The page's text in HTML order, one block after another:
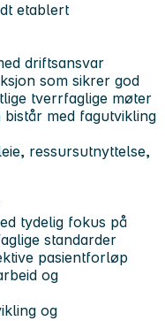
etablert
driftsansvar
som sikrer god
tverrfaglige møter
bistår med fagutvikling
ressursutnyttelse,
tydelig fokus på
standarder
pasientforløp
og
og